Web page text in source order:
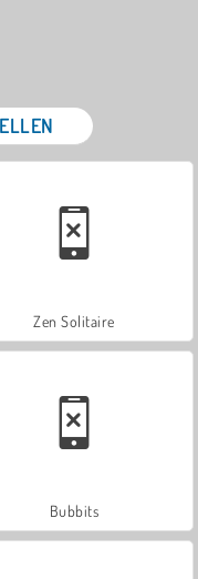
Zen Solitaire
Bubbits